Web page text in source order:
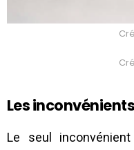
Les
Le seul